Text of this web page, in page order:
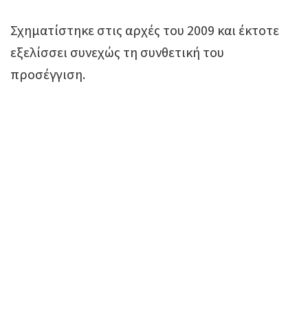
Σχηματίστηκε στις αρχές του 2009 και έκτοτε
εξελίσσει συνεχώς τη συνθετική του
προσέγγιση.